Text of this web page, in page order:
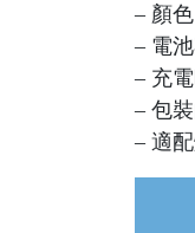
– 顏
– 電
– 充
– 包
– 適